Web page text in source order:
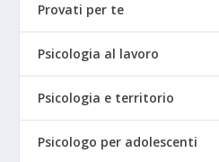
Provati per te
Psicologia al lavoro
Psicologia e territorio
Psicologo per adolescenti